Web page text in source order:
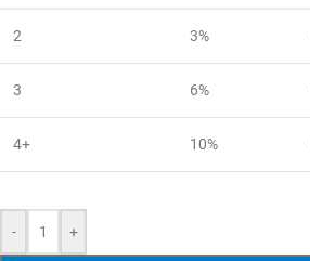
- +
2 3%
3 6%
4+ 10%